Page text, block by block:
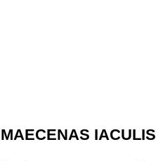
MAECENAS IACULIS